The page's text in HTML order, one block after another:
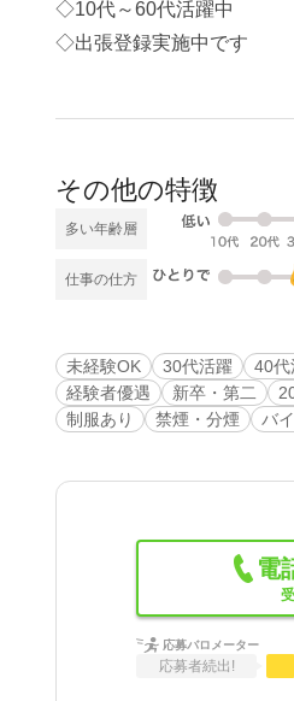
◇10代～60代活躍中
◇出張登録実施中です
その他の特徴
多い年齢層
仕事の仕方
未経験OK 30代活躍 40代
経験者優遇
新卒・第二
制服あり
禁煙・分煙 バ
電
応募バロメーター
応募者続出!